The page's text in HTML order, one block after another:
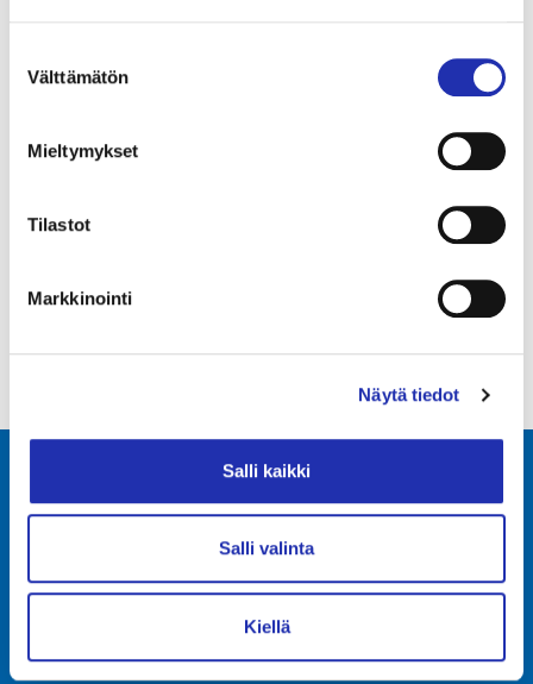
valinta
Välttämätön
Mieltymykset
Tilastot
Markkinointi
Näytä tiedot
Salli kaikki
Salli valinta
Kiellä
Teatteri Hevosenkenkä: Pippuridino
2
…
Tampere-talo Oy
+358 3 243 4111
Talo Events Oy